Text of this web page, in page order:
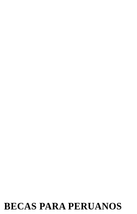
BECAS PARA PERUANOS